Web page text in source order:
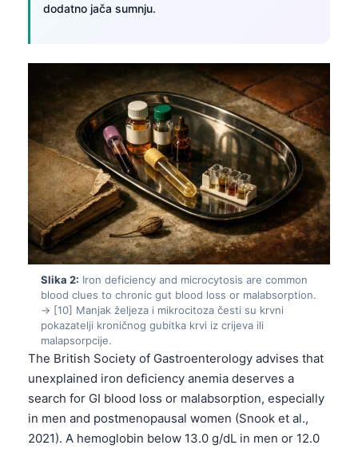
dodatno jača sumnju.
Slika 2: Iron deficiency and microcytosis are common
blood clues to chronic gut blood loss or malabsorption.
→ [10] Manjak željeza i mikrocitoza česti su krvni
pokazatelji kroničnog gubitka krvi iz crijeva ili
malapsorpcije.
The British Society of Gastroenterology advises that
unexplained iron deficiency anemia deserves a
search for GI blood loss or malabsorption, especially
in men and postmenopausal women (Snook et al.,
2021). A hemoglobin below 13.0 g/dL in men or 12.0